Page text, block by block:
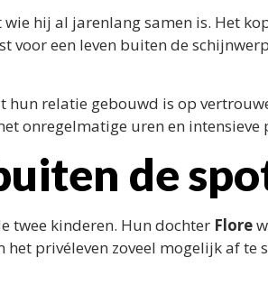
wie hij al jarenlang samen is. Het
voor een leven buiten de
hun relatie gebouwd is op
onregelmatige uren en intensieve
de
twee kinderen. Hun dochter Flore
privéleven zoveel mogelijk af te